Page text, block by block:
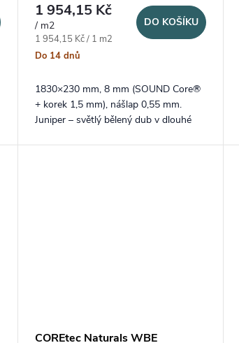
1 954,15 Kč
/ m2
Měrná cena:
1 954,15 Kč / 1 m2
Do 14 dnů
DO KOŠÍKU
1830×230 mm, 8 mm (SOUND Core®
+ korek 1,5 mm), nášlap 0,55 mm.
Juniper – světlý bělený dub v dlouhé
COREtec Naturals WBE